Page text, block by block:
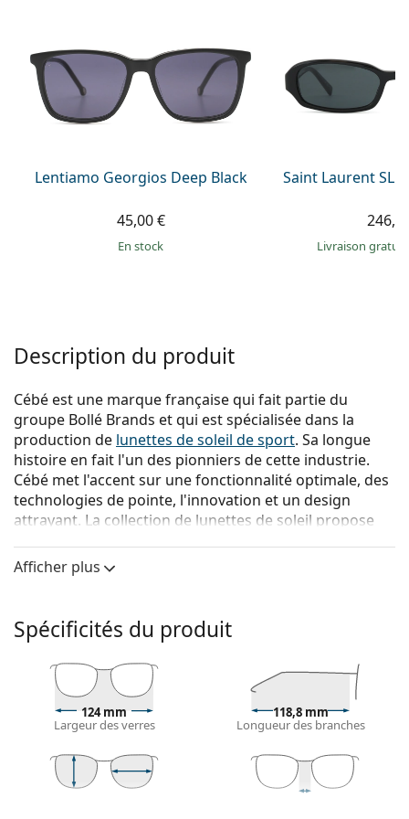
Prada
Toutes les marques
Lentiamo Georgios Deep Black
45,00 €
en stock
Saint Laurent SL
Livraison
Description du produit
Cébé est une marque française qui fait partie du
groupe Bollé Brands et qui est spécialisée dans la
production de lunettes de soleil de sport. Sa longue
histoire en fait l'un des pionniers de cette industrie.
Cébé met l'accent sur une fonctionnalité optimale, des
technologies de pointe, l'innovation et un design
attrayant. La collection de lunettes de soleil propose
quotidien.
Monture de lunettes de soleil
La couleur violette de la monture s'accorde
parfaitement avec tous les types de teint et des
cheveux noirs, gris, blancs ou blonds clairs.
Lunettes de soleil à montures rectangulairessont
un choix idéal pour les personnes ayant une forme
de visage ovale ou ronde.
La monture des lunettes de soleil est fabriquée en
Afficher plus
Spécificités du produit
124 mm
Largeur des verres
118,8 mm
Longueur des branches